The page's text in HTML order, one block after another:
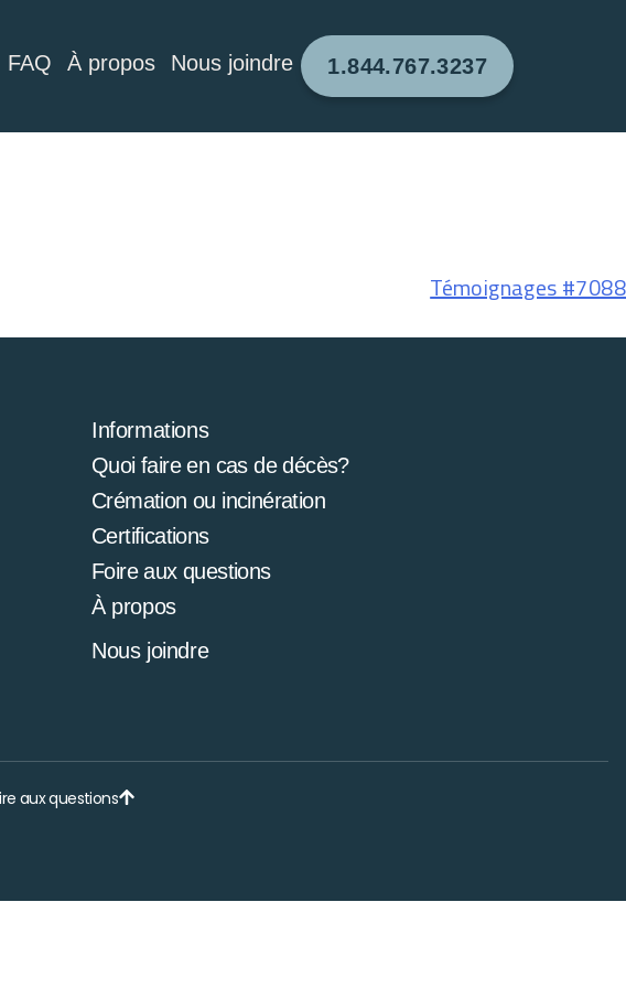
FAQ À propos Nous joindre 1.844.767.3237
Témoignages #7088
Informations
Quoi faire en cas de décès?
Crémation ou incinération
Certifications
Foire aux questions
À propos
Nous joindre
aux questions